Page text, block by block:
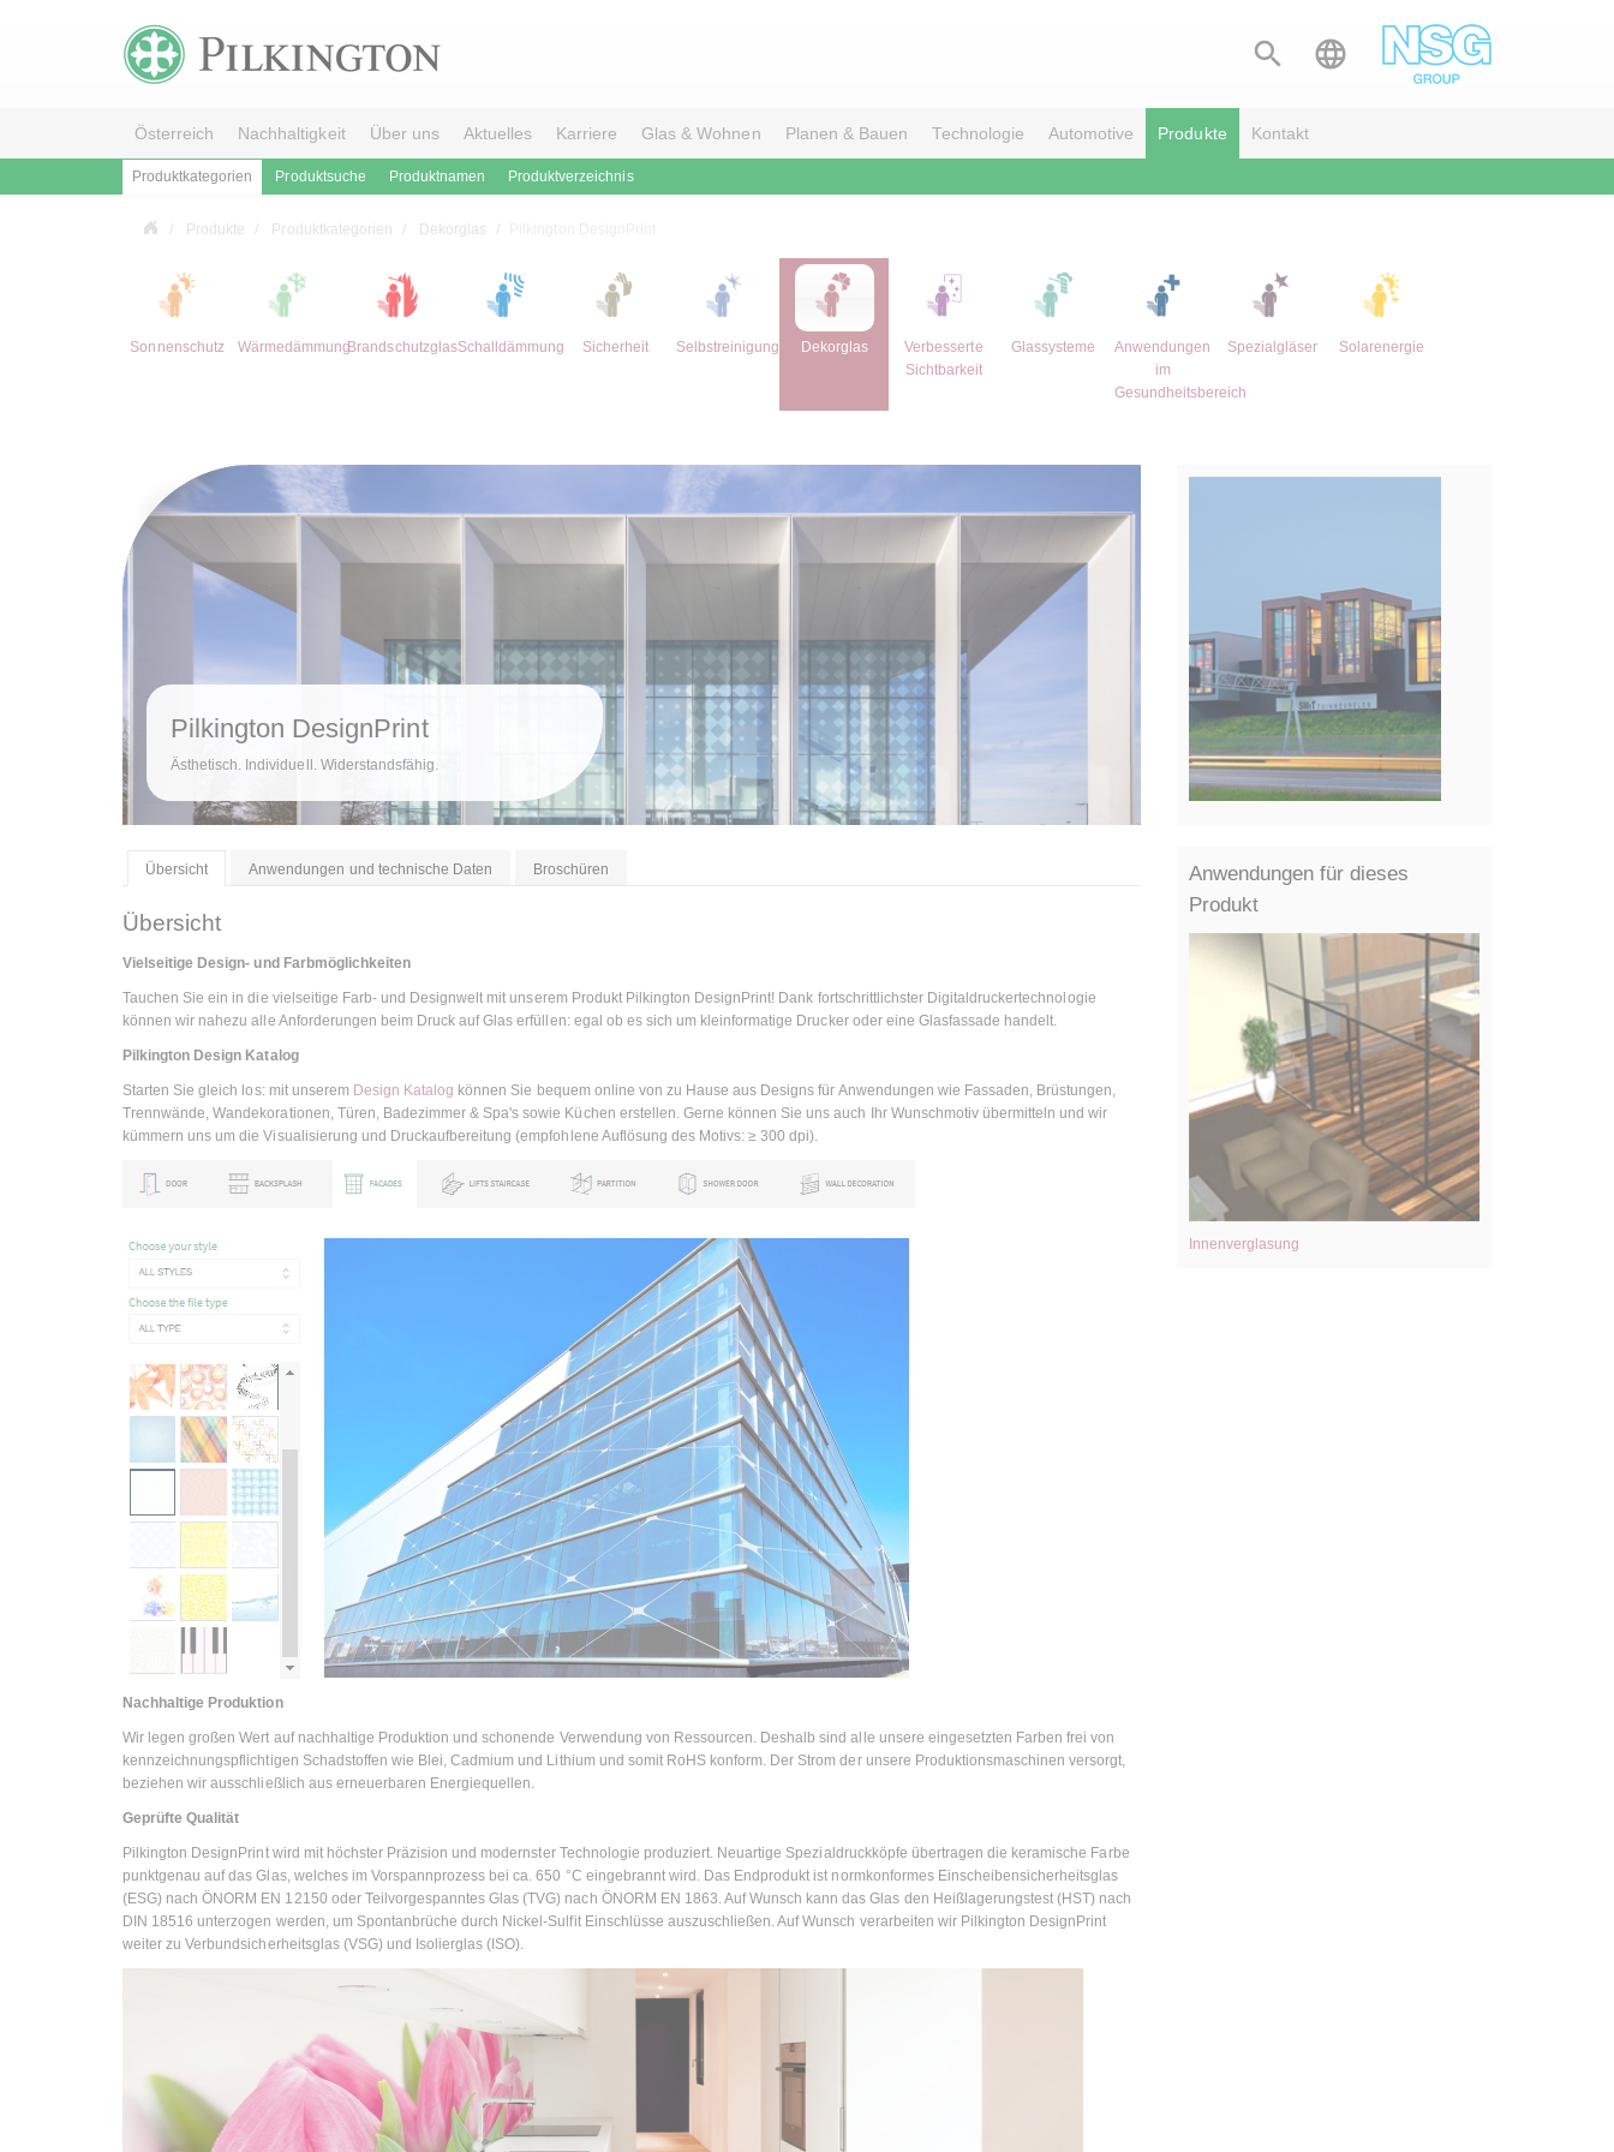
 
Österreich Nachhaltigkeit Über uns Aktuelles Karriere Glas & Wohnen Planen & Bauen Technologie Automotive Produkte Kontakt
Produktkategorien Produktsuche Produktnamen Produktverzeichnis
Produkte Produktkategorien Dekorglas
Sonnenschutz WärmedämmungBrandschutzglasSchalldämmung Sicherheit Selbstreinigung Dekorglas
Verbesserte
Sichtbarkeit
Glassysteme
Anwendungen
im
Gesundheitsbereich
Spezialgläser Solarenergie
Pilkington DesignPrint
Ästhetisch. Individuell. Widerstandsfähig.
Übersicht Anwendungen und technische Daten Broschüren
Übersicht
Vielseitige Design- und Farbmöglichkeiten
Tauchen Sie ein in die vielseitige Farb- und Designwelt mit unserem Produkt Pilkington DesignPrint! Dank fortschrittlichster Digitaldruckertechnologie
können wir nahezu alle Anforderungen beim Druck auf Glas erfüllen: egal ob es sich um kleinformatige Drucker oder eine Glasfassade handelt.
Pilkington Design Katalog
Starten Sie gleich los: mit unserem Design Katalog können Sie bequem online von zu Hause aus Designs für Anwendungen wie Fassaden, Brüstungen,
Trennwände, Wandekorationen, Türen, Badezimmer & Spa's sowie Küchen erstellen. Gerne können Sie uns auch Ihr Wunschmotiv übermitteln und wir
kümmern uns um die Visualisierung und Druckaufbereitung (empfohlene Auflösung des Motivs: ≥ 300 dpi).
Nachhaltige Produktion
Wir legen großen Wert auf nachhaltige Produktion und schonende Verwendung von Ressourcen. Deshalb sind alle unsere eingesetzten Farben frei von
kennzeichnungspflichtigen Schadstoffen wie Blei, Cadmium und Lithium und somit RoHS konform. Der Strom der unsere Produktionsmaschinen versorgt,
beziehen wir ausschließlich aus erneuerbaren Energiequellen.
Geprüfte Qualität
Pilkington DesignPrint wird mit höchster Präzision und modernster Technologie produziert. Neuartige Spezialdruckköpfe übertragen die keramische Farbe
punktgenau auf das Glas, welches im Vorspannprozess bei ca. 650 °C eingebrannt wird. Das Endprodukt ist normkonformes Einscheibensicherheitsglas
(ESG) nach ÖNORM EN 12150 oder Teilvorgespanntes Glas (TVG) nach ÖNORM EN 1863. Auf Wunsch kann das Glas den Heißlagerungstest (HST) nach
DIN 18516 unterzogen werden, um Spontanbrüche durch Nickel-Sulfit Einschlüsse auszuschließen. Auf Wunsch verarbeiten wir Pilkington DesignPrint
weiter zu Verbundsicherheitsglas (VSG) und Isolierglas (ISO).
PROJEKTREFERENZEN
Anwendungen für dieses
Produkt
Innenverglasung